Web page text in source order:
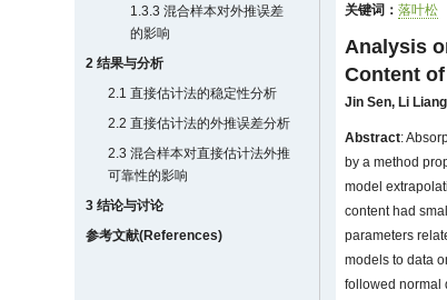
1.3.3 混合样本对外推误差
的影响
2 结果与分析
2.1 直接估计法的稳定性分析
2.2 直接估计法的外推误差分析
2.3 混合样本对直接估计法外推
可靠性的影响
3 结论与讨论
参考文献(References)
关键词：落叶松
Analysis
Content
Jin Sen, Li Liang
Abstract:
by a method
model
content had
parameters
models to data
followed normal